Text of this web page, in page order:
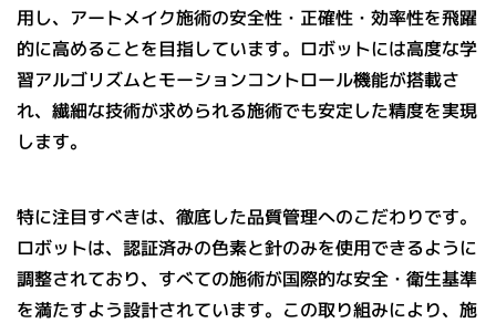
用し、アートメイク施術の安全性・正確性・効率性を飛躍
的に高めることを目指しています。ロボットには高度な学
習アルゴリズムとモーションコントロール機能が搭載さ
れ、繊細な技術が求められる施術でも安定した精度を実現
します。
特に注目すべきは、徹底した品質管理へのこだわりです。
ロボットは、認証済みの色素と針のみを使用できるように
調整されており、すべての施術が国際的な安全・衛生基準
を満たすよう設計されています。この取り組みにより、施